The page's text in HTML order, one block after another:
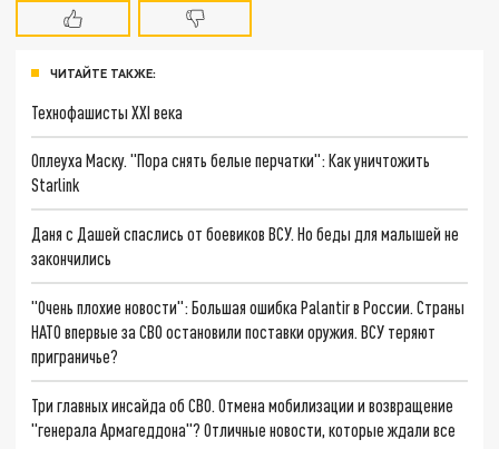
ЧИТАЙТЕ ТАКЖЕ:
Технофашисты XXI века
Оплеуха Маску. "Пора снять белые перчатки": Как уничтожить
Starlink
Даня с Дашей спаслись от боевиков ВСУ. Но беды для малышей не
закончились
"Очень плохие новости": Большая ошибка Palantir в России. Страны
НАТО впервые за СВО остановили поставки оружия. ВСУ теряют
приграничье?
Три главных инсайда об СВО. Отмена мобилизации и возвращение
"генерала Армагеддона"? Отличные новости, которые ждали все